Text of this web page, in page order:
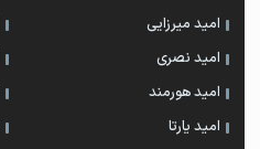
امید میرزایی
امید نصری
امید هورمند
امید یارتا